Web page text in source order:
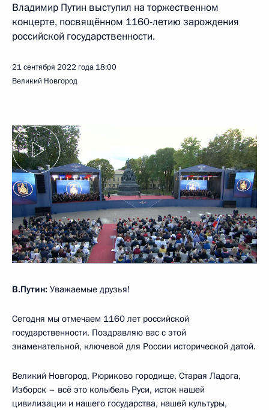
Владимир Путин выступил на торжественном
концерте, посвящённом 1160-летию зарождения
российской государственности.
21 сентября 2022 года 18:00
Великий Новгород
В.Путин: Уважаемые друзья!
Сегодня мы отмечаем 1160 лет российской
государственности. Поздравляю вас с этой
знаменательной, ключевой для России исторической датой.
Великий Новгород, Рюриково городище, Старая Ладога,
Изборск – всё это колыбель Руси, исток нашей
цивилизации и нашего государства, нашей культуры,